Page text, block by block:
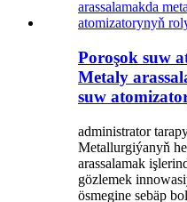
Poroşok suw
Metaly
suw
administrator
Metallurgiýanyň
arassalamak
gözlemek
ösmegine sebäp